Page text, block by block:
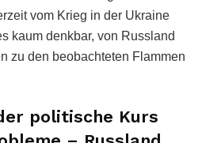
vom Krieg in der Ukraine
kaum denkbar, von Russland
zu den beobachteten Flammen
politische Kurs